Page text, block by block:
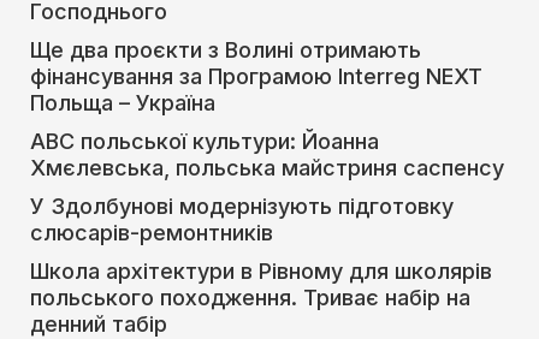
Господнього
Ще два проєкти з Волині отримають
фінансування за Програмою Interreg NEXT
Польща – Україна
АВС польської культури: Йоанна
Хмєлевська, польська майстриня саспенсу
У Здолбунові модернізують підготовку
слюсарів-ремонтників
Школа архітектури в Рівному для школярів
польського походження. Триває набір на
денний табір